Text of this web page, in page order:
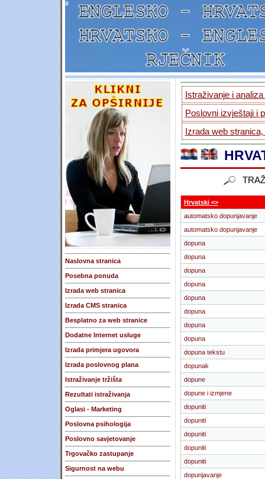
#
Naslovna stranica
Posebna ponuda
Izrada web stranica
Izrada CMS stranica
Besplatno za web stranice
Dodatne Internet usluge
Izrada primjera ugovora
Izrada poslovnog plana
Istraživanje tržišta
Rezultati istraživanja
Oglasi - Marketing
Poslovna psihologija
Poslovno savjetovanje
Trgovačko zastupanje
Sigurnost na webu
Istraživanje i
Poslovni izvještaji i
Izrada web
Hrvatski <>
automatsko dopunjavanje
automatsko dopunjavanje
dopuna
dopuna
dopuna
dopuna
dopuna
dopuna
dopuna
dopuna
dopuna tekstu
dopunak
dopune
dopune i izmjene
dopuniti
dopuniti
dopuniti
dopuniti
dopuniti
dopunjavanje